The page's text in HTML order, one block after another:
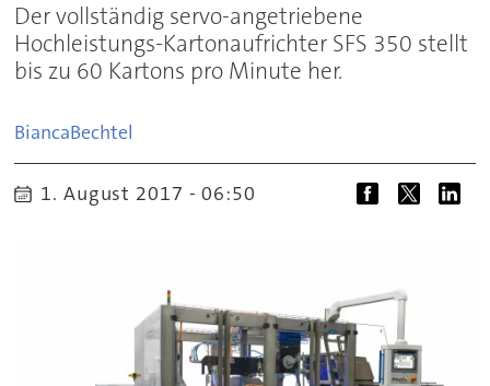
Der vollständig servo-angetriebene
Hochleistungs-Kartonaufrichter SFS 350 stellt
bis zu 60 Kartons pro Minute her.
BiancaBechtel
1. August 2017 - 06:50